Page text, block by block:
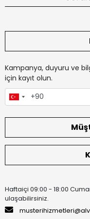
Kampanya, duyuru ve
için kayıt olun.
Haftaiçi 09:00 - 18:00
ulaşabilirsiniz.